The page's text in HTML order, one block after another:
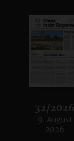
32/2026
:
9. August
2026